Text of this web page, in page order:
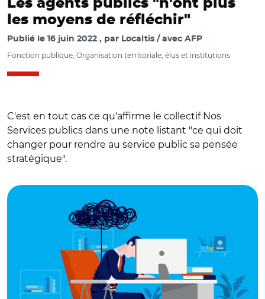
Les agents publics "n'ont plus
les moyens de réfléchir"
Publié le 16 juin 2022 par Localtis / avec AFP
Fonction publique, Organisation territoriale, élus et institutions
C'est en tout cas ce qu'affirme le collectif Nos
Services publics dans une note listant "ce qui doit
changer pour rendre au service public sa pensée
stratégique".